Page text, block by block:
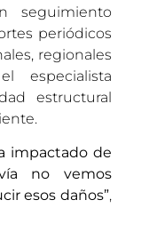
seguimiento
periódicos
regionales
especialista
estructural
impactado de
no vemos
esos daños”,